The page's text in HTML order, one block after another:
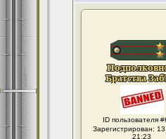
ID пользователя
Зарегистрирован:
21:23